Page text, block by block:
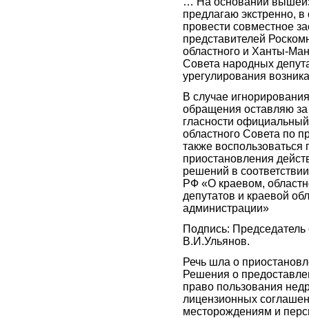
предлагаю экстренно, в
провести совместное
представителей
областного и Ханты-
Совета народных
урегулирования
В случае
обращения оставляю
гласности
областного Совета по
также воспользоваться
приостановления
решений в
РФ «О краевом,
депутатов и краевой
администрации»
Подпись: Председатель
В.И.Ульянов.
Речь шла о
Решения о
право пользования
лицензионных
месторождениям и